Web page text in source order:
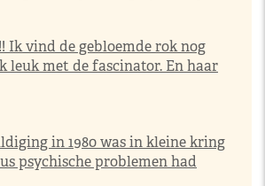
Ik vind de gebloemde rok nog
leuk met de fascinator. En haar
in 1980 was in kleine kring
psychische problemen had